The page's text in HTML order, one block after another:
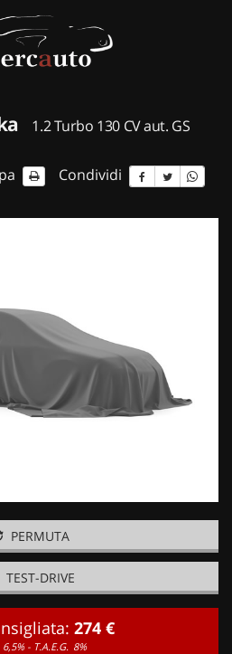
1.2 Turbo 130 CV aut. GS
Condividi
PERMUTA
TEST-DRIVE
274 €
6,5% - T.A.E.G. 8%